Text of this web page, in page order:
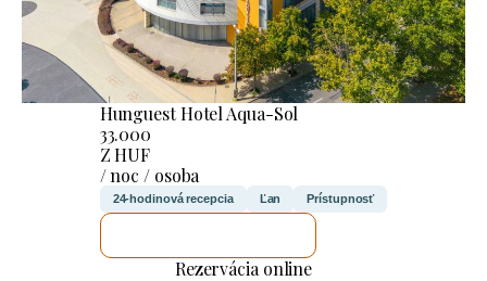
Hunguest Hotel Aqua-Sol
33.000
Z HUF
/ noc / osoba
24-hodinová recepcia Ľan Prístupnosť
Rezervácia online